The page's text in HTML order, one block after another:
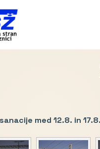
med 12.8. in